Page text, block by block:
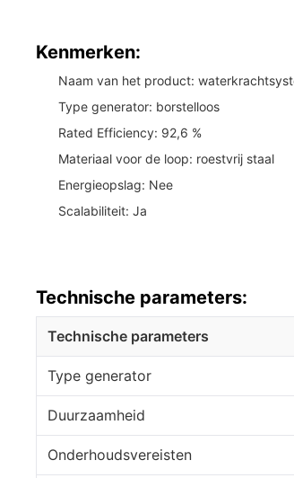
Kenmerken:
Naam van het product:
Type generator: borstelloos
Rated Efficiency: 92,6 %
Materiaal voor de loop: roestvrij staal
Energieopslag: Nee
Scalabiliteit: Ja
Technische parameters:
Technische parameters
Type generator
Duurzaamheid
Onderhoudsvereisten